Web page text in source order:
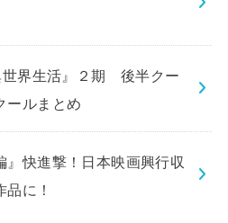
世界生活』２期 後半クー
ールまとめ
快進撃！日本映画興行収
に！